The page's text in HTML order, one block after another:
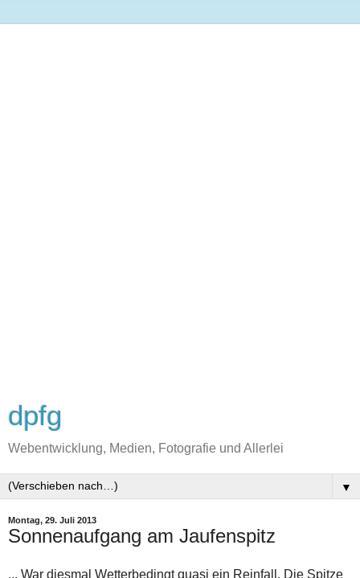
dpfg
Webentwicklung, Medien, Fotografie und Allerlei
▼
Montag, 29. Juli 2013
Sonnenaufgang am Jaufenspitz
... War diesmal Wetterbedingt quasi ein Reinfall. Die Spitze